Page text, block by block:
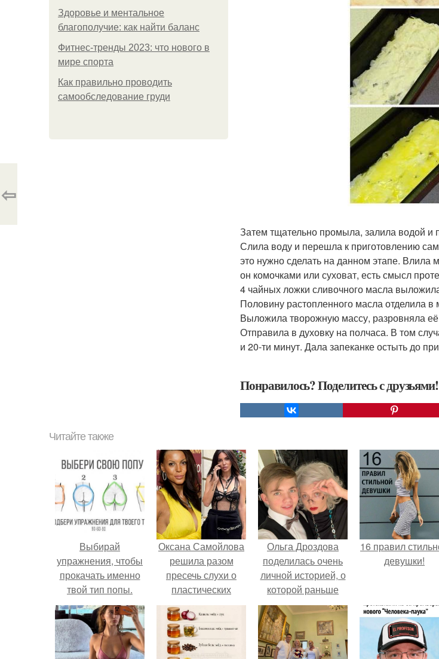
Здоровье и ментальное
благополучие: как найти баланс
Фитнес-тренды 2023: что нового в
мире спорта
Как правильно проводить
самообследование груди
Затем тщательно промыла, залила водой и
Слила воду и перешла к приготовлению
это нужно сделать на данном этапе. Влила
он комочками или суховат, есть смысл
4 чайных ложки сливочного масла
Половину растопленного масла отделила
Выложила творожную массу, разровняла
Отправила в духовку на полчаса. В том
и 20-ти минут. Дала запеканке остыть до
Понравилось? Поделитесь с друзьями!
⇦
Читайте также
Выбирай
упражнения, чтобы
прокачать именно
твой тип попы.
Оксана Самойлова
решила разом
пресечь слухи о
пластических
операциях и
публично
прояснила
ситуацию.
Ольга Дроздова
поделилась очень
личной историей, о
которой раньше
почти не говорила.
16 правил
девушки!